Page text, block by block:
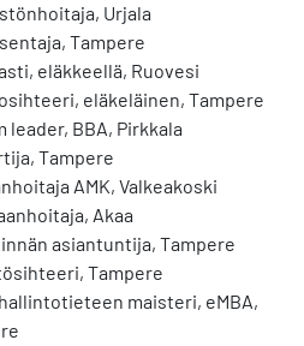
Urjala
Tampere
eläkkeellä, Ruovesi
eläkeläinen, Tampere
leader, BBA, Pirkkala
Tampere
AMK, Valkeakoski
Akaa
asiantuntija, Tampere
Tampere
maisteri, eMBA,